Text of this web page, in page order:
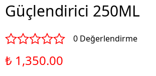
Güçlendirici 250ML
0 Değerlendirme
₺ 1,350.00